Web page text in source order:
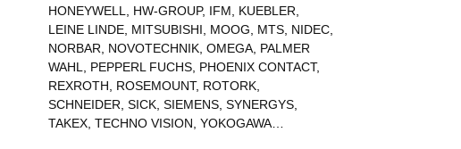
HONEYWELL
HW-GROUP, IFM KUEBLER
LEINE LINDE MITSUBISHI MOOG MTS NIDEC
NORBAR
NOVOTECHNIK OMEGA PALMER
WAHL
PEPPERL FUCHS PHOENIX CONTACT,
REXROTH
ROSEMOUNT, ROTORK
SCHNEIDER SICK SIEMENS SYNERGYS
TAKEX TECHNO VISION YOKOGAWA